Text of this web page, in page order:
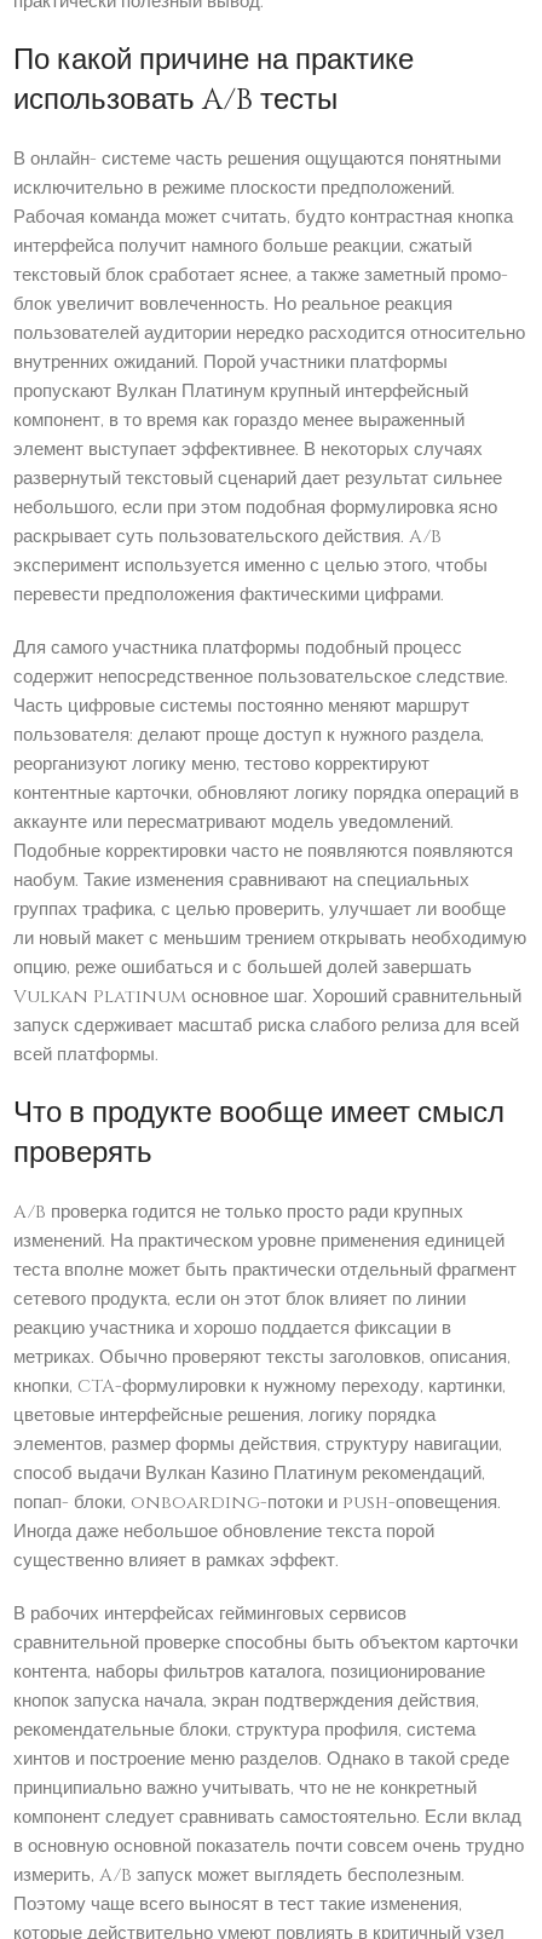
По какой причине на практике
использовать A/B тесты
В онлайн- системе часть решения ощущаются понятными
исключительно в режиме плоскости предположений.
Рабочая команда может считать, будто контрастная кнопка
интерфейса получит намного больше реакции, сжатый
текстовый блок сработает яснее, а также заметный промо-
блок увеличит вовлеченность. Но реальное реакция
пользователей аудитории нередко расходится относительно
внутренних ожиданий. Порой участники платформы
пропускают Вулкан Платинум крупный интерфейсный
компонент, в то время как гораздо менее выраженный
элемент выступает эффективнее. В некоторых случаях
развернутый текстовый сценарий дает результат сильнее
небольшого, если при этом подобная формулировка ясно
раскрывает суть пользовательского действия. A/B
эксперимент используется именно с целью этого, чтобы
перевести предположения фактическими цифрами.
Для самого участника платформы подобный процесс
содержит непосредственное пользовательское следствие.
Часть цифровые системы постоянно меняют маршрут
пользователя: делают проще доступ к нужного раздела,
реорганизуют логику меню, тестово корректируют
контентные карточки, обновляют логику порядка операций в
аккаунте или пересматривают модель уведомлений.
Подобные корректировки часто не появляются появляются
наобум. Такие изменения сравнивают на специальных
группах трафика, с целью проверить, улучшает ли вообще
ли новый макет с меньшим трением открывать необходимую
опцию, реже ошибаться и с большей долей завершать
Vulkan Platinum основное шаг. Хороший сравнительный
запуск сдерживает масштаб риска слабого релиза для всей
всей платформы.
Что в продукте вообще имеет смысл
проверять
A/B проверка годится не только просто ради крупных
изменений. На практическом уровне применения единицей
теста вполне может быть практически отдельный фрагмент
сетевого продукта, если он этот блок влияет по линии
реакцию участника и хорошо поддается фиксации в
метриках. Обычно проверяют тексты заголовков, описания,
кнопки, CTA-формулировки к нужному переходу, картинки,
цветовые интерфейсные решения, логику порядка
элементов, размер формы действия, структуру навигации,
способ выдачи Вулкан Казино Платинум рекомендаций,
попап- блоки, onboarding-потоки и push-оповещения.
Иногда даже небольшое обновление текста порой
существенно влияет в рамках эффект.
В рабочих интерфейсах гейминговых сервисов
сравнительной проверке способны быть объектом карточки
контента, наборы фильтров каталога, позиционирование
кнопок запуска начала, экран подтверждения действия,
рекомендательные блоки, структура профиля, система
хинтов и построение меню разделов. Однако в такой среде
принципиально важно учитывать, что не не конкретный
компонент следует сравнивать самостоятельно. Если вклад
в основную основной показатель почти совсем очень трудно
измерить, A/B запуск может выглядеть бесполезным.
Поэтому чаще всего выносят в тест такие изменения,